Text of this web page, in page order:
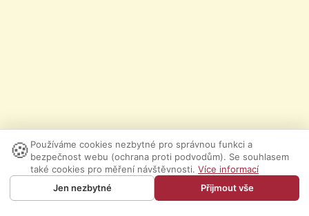
🍪 Používáme cookies nezbytné pro správnou funkci a
bezpečnost webu (ochrana proti podvodům). Se souhlasem
také cookies pro měření návštěvnosti. Více informací
Jen nezbytné
Přijmout vše